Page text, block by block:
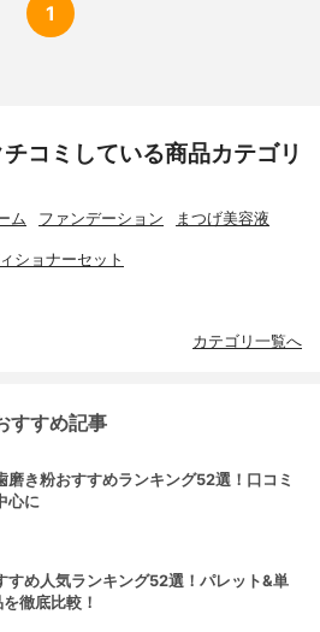
1
コミしている商品カテゴリ
ム ファンデーション まつげ美容液
ショナーセット
カテゴリ一覧へ
すすめ記事
磨き粉おすすめランキング52選！口コミ
心に
すめ人気ランキング52選！パレット&単
徹底比較！